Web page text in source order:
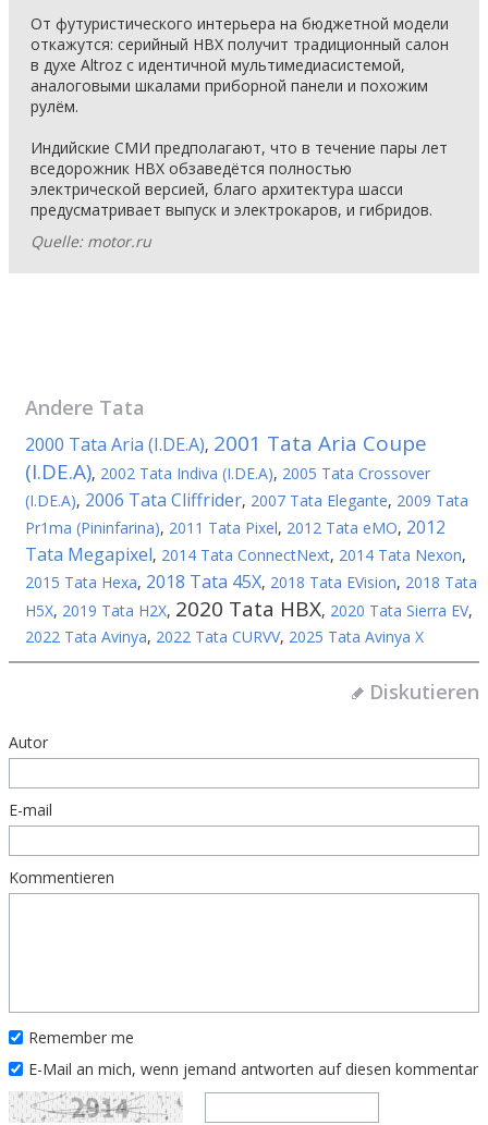
От футуристического интерьера на бюджетной модели
откажутся: серийный HBX получит традиционный салон
в духе Altroz с идентичной мультимедиасистемой,
аналоговыми шкалами приборной панели и похожим
рулём.
Индийские СМИ предполагают, что в течение пары лет
вседорожник HBX обзаведётся полностью
электрической версией, благо архитектура шасси
предусматривает выпуск и электрокаров, и гибридов.
Quelle: motor.ru
Andere Tata
2000 Tata Aria (I.DE.A), 2001 Tata Aria Coupe
(I.DE.A), 2002 Tata Indiva (I.DE.A), 2005 Tata Crossover
(I.DE.A), 2006 Tata Cliffrider, 2007 Tata Elegante, 2009 Tata
Pr1ma (Pininfarina), 2011 Tata Pixel, 2012 Tata eMO, 2012
Tata Megapixel, 2014 Tata ConnectNext, 2014 Tata Nexon,
2015 Tata Hexa, 2018 Tata 45X, 2018 Tata EVision, 2018 Tata
H5X, 2019 Tata H2X, 2020 Tata HBX, 2020 Tata Sierra EV,
2022 Tata Avinya, 2022 Tata CURVV, 2025 Tata Avinya X
Diskutieren
Autor
E-mail
Kommentieren
Remember me
E-Mail an mich, wenn jemand antworten auf diesen kommentar